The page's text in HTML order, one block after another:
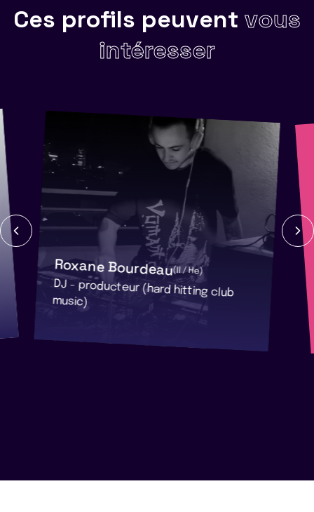
Ces profils peuvent vous
intéresser
Roxane Bourdeau(Il / He)
DJ - producteur (hard hitting club
music)